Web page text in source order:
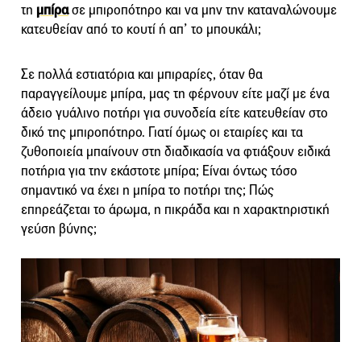
τη μπίρασε μπιροπότηρο και να μην την καταναλώνουμε
κατευθείαν από το κουτί ή απ’ το μπουκάλι;
Σε πολλά εστιατόρια και μπιραρίες, όταν θα
παραγγείλουμε μπίρα, μας τη φέρνουν είτε μαζί με ένα
άδειο γυάλινο ποτήρι για συνοδεία είτε κατευθείαν στο
δικό της μπιροπότηρο. Γιατί όμως οι εταιρίες και τα
ζυθοποιεία μπαίνουν στη διαδικασία να φτιάξουν ειδικά
ποτήρια για την εκάστοτε μπίρα; Είναι όντως τόσο
σημαντικό να έχει η μπίρα το ποτήρι της; Πώς
επηρεάζεται το άρωμα, η πικράδα και η χαρακτηριστική
γεύση βύνης;